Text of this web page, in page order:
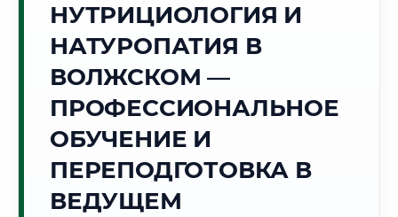
Г. ВОЛЖСКИЙ
Точное местное время:
06:44:16
2026 г.
Погода в г. Волжский:
🌅 Восход:04:42 🌇 Закат:
19:30
НУТРИЦИОЛОГИЯ И
НАТУРОПАТИЯ В
ВОЛЖСКОМ —
ПРОФЕССИОНАЛЬНОЕ
ОБУЧЕНИЕ И
ПЕРЕПОДГОТОВКА В
ВЕДУЩЕМ